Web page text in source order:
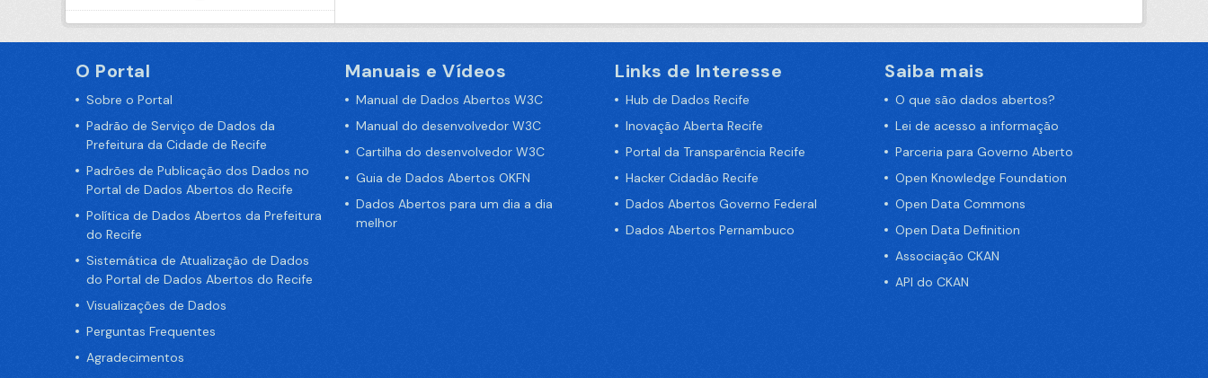
O Portal
Sobre o Portal
Padrão de Serviço de Dados da
Prefeitura da Cidade de Recife
Padrões de Publicação dos Dados no
Portal de Dados Abertos do Recife
Política de Dados Abertos da Prefeitura
do Recife
Sistemática de Atualização de Dados
do Portal de Dados Abertos do Recife
Visualizações de Dados
Perguntas Frequentes
Agradecimentos
Manuais e Vídeos
Manual de Dados Abertos W3C
Manual do desenvolvedor W3C
Cartilha do desenvolvedor W3C
Guia de Dados Abertos OKFN
Dados Abertos para um dia a dia
melhor
Links de Interesse
Hub de Dados Recife
Inovação Aberta Recife
Portal da Transparência Recife
Hacker Cidadão Recife
Dados Abertos Governo Federal
Dados Abertos Pernambuco
Saiba mais
O que são dados abertos?
Lei de acesso a informação
Parceria para Governo Aberto
Open Knowledge Foundation
Open Data Commons
Open Data Definition
Associação CKAN
API do CKAN